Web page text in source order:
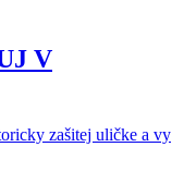
V
zašitej uličke a vy